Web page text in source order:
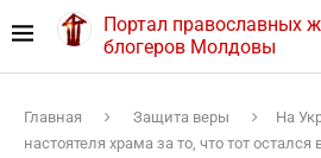
Портал православных
блогеров Молдовы
Главная Защита веры
На
настоятеля храма за то, что тот